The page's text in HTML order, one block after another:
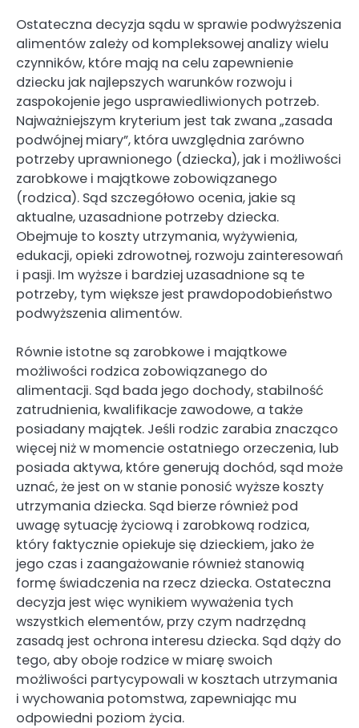
Ostateczna decyzja sądu w sprawie podwyższenia
alimentów zależy od kompleksowej analizy wielu
czynników, które mają na celu zapewnienie
dziecku jak najlepszych warunków rozwoju i
zaspokojenie jego usprawiedliwionych potrzeb.
Najważniejszym kryterium jest tak zwana „zasada
podwójnej miary”, która uwzględnia zarówno
potrzeby uprawnionego (dziecka), jak i możliwości
zarobkowe i majątkowe zobowiązanego
(rodzica). Sąd szczegółowo ocenia, jakie są
aktualne, uzasadnione potrzeby dziecka.
Obejmuje to koszty utrzymania, wyżywienia,
edukacji, opieki zdrowotnej, rozwoju zainteresowań
i pasji. Im wyższe i bardziej uzasadnione są te
potrzeby, tym większe jest prawdopodobieństwo
podwyższenia alimentów.
Równie istotne są zarobkowe i majątkowe
możliwości rodzica zobowiązanego do
alimentacji. Sąd bada jego dochody, stabilność
zatrudnienia, kwalifikacje zawodowe, a także
posiadany majątek. Jeśli rodzic zarabia znacząco
więcej niż w momencie ostatniego orzeczenia, lub
posiada aktywa, które generują dochód, sąd może
uznać, że jest on w stanie ponosić wyższe koszty
utrzymania dziecka. Sąd bierze również pod
uwagę sytuację życiową i zarobkową rodzica,
który faktycznie opiekuje się dzieckiem, jako że
jego czas i zaangażowanie również stanowią
formę świadczenia na rzecz dziecka. Ostateczna
decyzja jest więc wynikiem wyważenia tych
wszystkich elementów, przy czym nadrzędną
zasadą jest ochrona interesu dziecka. Sąd dąży do
tego, aby oboje rodzice w miarę swoich
możliwości partycypowali w kosztach utrzymania
i wychowania potomstwa, zapewniając mu
odpowiedni poziom życia.